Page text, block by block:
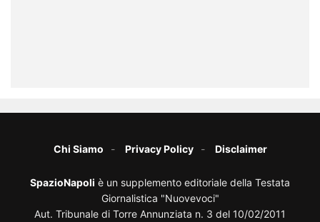
Chi Siamo Privacy Policy Disclaimer
SpazioNapoli è un supplemento editoriale della Testata
Giornalistica "Nuovevoci"
Aut. Tribunale di Torre Annunziata n. 3 del 10/02/2011